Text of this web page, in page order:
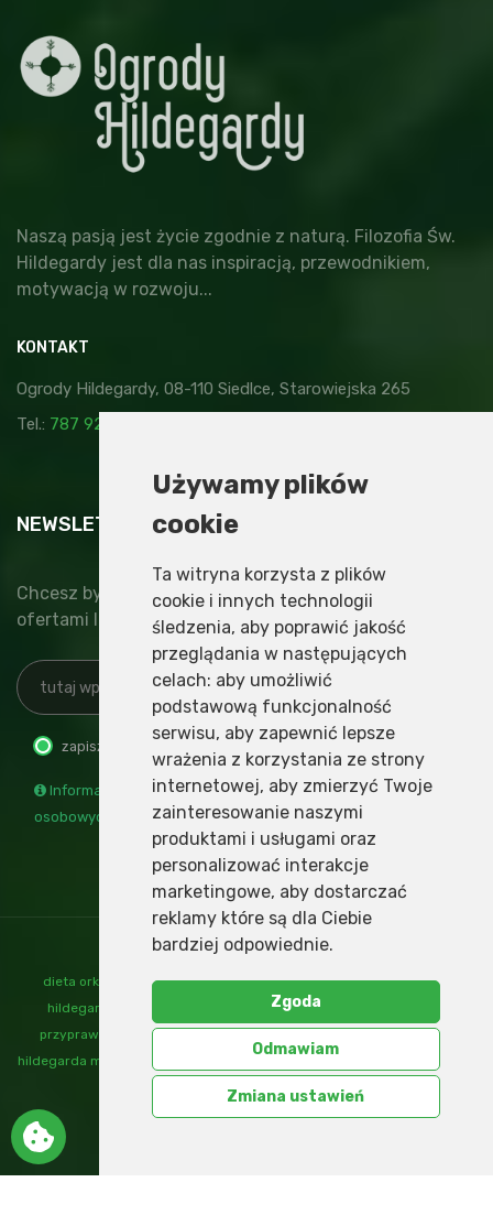
Używamy plików
cookie
Ta witryna korzysta z plików
cookie i innych technologii
śledzenia, aby poprawić jakość
przeglądania w następujących
celach: aby umożliwić
podstawową funkcjonalność
serwisu, aby zapewnić lepsze
wrażenia z korzystania ze strony
internetowej, aby zmierzyć Twoje
zainteresowanie naszymi
produktami i usługami oraz
personalizować interakcje
marketingowe, aby dostarczać
reklamy które są dla Ciebie
bardziej odpowiednie.
Zgoda
Odmawiam
Zmiana ustawień
Naszą pasją jest życie zgodnie z naturą. Filozofia Św.
Hildegardy jest dla nas inspiracją, przewodnikiem,
motywacją w rozwoju...
KONTAKT
Ogrody Hildegardy, 08-110 Siedlce, Starowiejska 265
Tel.: 787 929 878
NEWSLETTER
Chcesz być na bieżąco z nowinkami, specjalnymi
ofertami lub najnowszymi wydarzeniami?
zapisz
Informacja o administratorze i przetwarzaniu danych
osobowych
dieta orkiszowa mąka orkiszowa,nalewki św hildegardy,ogrody
hildegardy
produkty orkiszowe,przepisy św hildegardy
przyprawy św hildegardy
św
hildegarda mąka
hildegardy